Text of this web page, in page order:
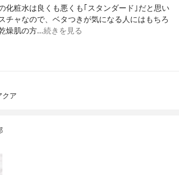
化粧水は良くも悪くも｢スタンダード｣だと思い
チャなので、ベタつきが気になる人にはもちろ
燥肌の方…続きを見る
クア